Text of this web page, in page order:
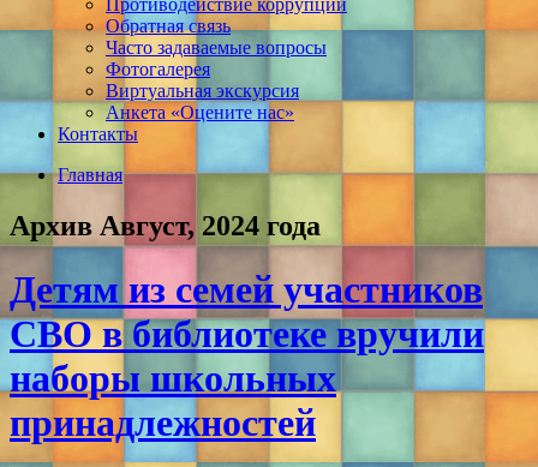
Противодействие коррупции
Обратная связь
Часто задаваемые вопросы
Фотогалерея
Виртуальная экскурсия
Анкета «Оцените нас»
Контакты
Главная
Архив Август, 2024 года
Детям из семей участников
СВО в библиотеке вручили
наборы школьных
принадлежностей